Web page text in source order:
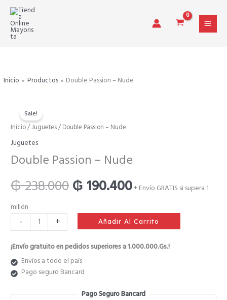
contenido
Inicio Productos Double Passion – Nude
Sale!
Inicio/Juguetes/ Double Passion – Nude
Juguetes
Double Passion – Nude
₲238.000
El
precio
original
era:
₲ 238.000.
₲ 190.400
precio
actual
es:
₲ 190.400.
+ Envío GRATIS si supera 1
millón
-
Double
Passion
Nude
+ Añadir Al Carrito
¡Envío gratuito en pedidos superiores a 1.000.000.Gs.!
Envíos a todo el país
Pago seguro Bancard
Pago Seguro Bancard